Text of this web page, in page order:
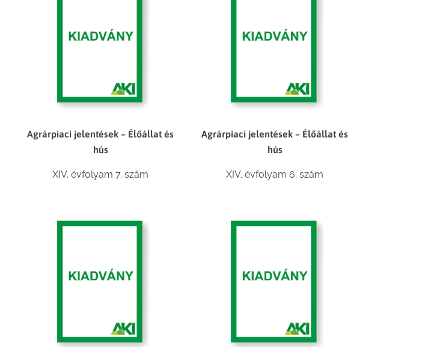
Agrárpiaci jelentések – Élőállat és
hús
XIV. évfolyam 7. szám
Agrárpiaci jelentések – Élőállat és
hús
XIV. évfolyam 6. szám